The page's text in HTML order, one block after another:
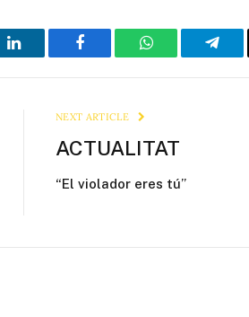
LinkedIn Facebook WhatsApp
NEXT ARTICLE
ACTUALITAT
“El violador eres tú”